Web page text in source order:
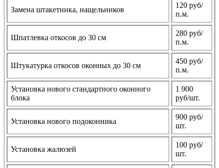
Замена штакетника, нащельников
120 руб/
п.м.
Шпатлевка откосов до 30 см
280 руб/
п.м.
Штукатурка откосов оконных до 30 см
450 руб/
п.м.
Установка нового стандартного оконного
блока
1 900
руб/шт.
Установка нового подоконника
900 руб/
шт.
Установка жалюзей
100 руб/
шт.